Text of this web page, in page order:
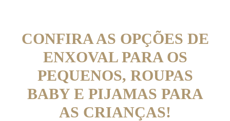
CONFIRA AS OPÇÕES DE
ENXOVAL PARA OS
PEQUENOS, ROUPAS
BABY E PIJAMAS PARA
AS CRIANÇAS!